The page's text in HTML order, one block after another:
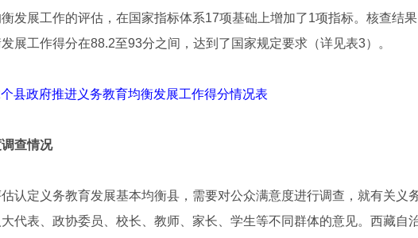
发展工作的评估，在国家指标体系17项基础上增加了1项指标。核查结果
展工作得分在88.2至93分之间，达到了国家规定要求（详见表3）。
县政府推进义务教育均衡发展工作得分情况表
调查情况
定义务教育发展基本均衡县，需要对公众满意度进行调查，就有关义
代表、政协委员、校长、教师、家长、学生等不同群体的意见。西藏自